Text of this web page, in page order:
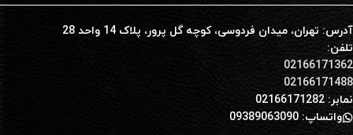
آدرس: تهران، میدان فردوسی، کوچه گل پرور، پلاک 14 واحد 28
تلفن:
02166171362
02166171488
نمابر: 02166171282
واتساپ: 09389063090